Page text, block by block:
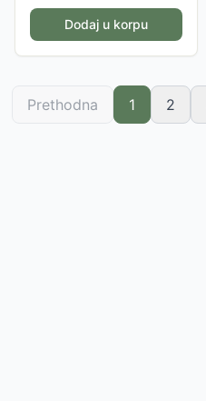
Dodaj u korpu
Prethodna 1 2